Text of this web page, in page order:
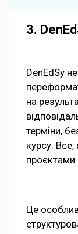
3.
DenEdSy
на
терміни,
курсу. Все,
проєктами.
Це